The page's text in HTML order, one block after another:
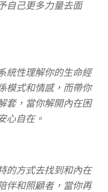
自己更多力量去面
統性理解你的生命經
模式和情感，而帶你
套，當你解開內在困
心自在。
的方式去找到和內在
伴和照顧者，當你再